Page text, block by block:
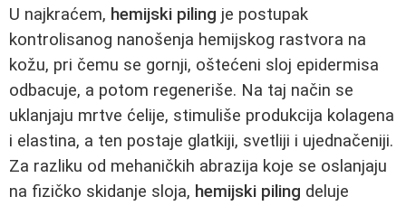
U najkraćem, hemijski piling je postupak
kontrolisanog nanošenja hemijskog rastvora na
kožu, pri čemu se gornji, oštećeni sloj epidermisa
odbacuje, a potom regeneriše. Na taj način se
uklanjaju mrtve ćelije, stimuliše produkcija kolagena
i elastina, a ten postaje glatkiji, svetliji i ujednačeniji.
Za razliku od mehaničkih abrazija koje se oslanjaju
na fizičko skidanje sloja, hemijski piling deluje